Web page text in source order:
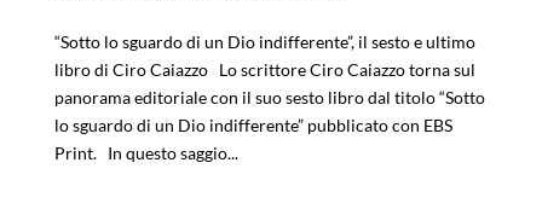
“Sotto lo sguardo di un Dio indifferente”, il sesto e ultimo
libro di Ciro Caiazzo Lo scrittore Ciro Caiazzo torna sul
panorama editoriale con il suo sesto libro dal titolo “Sotto
lo sguardo di un Dio indifferente” pubblicato con EBS
Print. In questo saggio...